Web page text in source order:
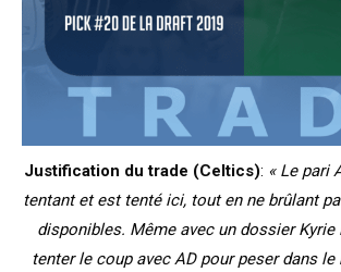
Justification du trade (Celtics): « Le pari
tentant et est tenté ici, tout en ne brûlant
disponibles. Même avec un dossier
tenter le coup avec AD pour peser dans le